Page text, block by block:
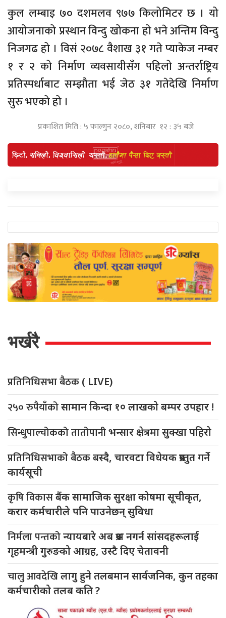
कुल लम्बाइ ७० दशमलव ९७७ किलोमिटर छ । यो
आयोजनाको प्रस्थान विन्दु खोकना हो भने अन्तिम विन्दु
निजगढ हो । विसं २०७८ वैशाख ३१ गते प्याकेज नम्बर
१ र २ को निर्माण व्यवसायीसँग पहिलो अन्तर्राष्ट्रिय
प्रतिस्पर्धाबाट सम्झौता भई जेठ ३१ गतेदेखि निर्माण
सुरु भएको हो ।
प्रकाशित मिति : ५ फाल्गुन २०८०, शनिबार १२ : ३५ बजे
भर्खरै
प्रतिनिधिसभा बैठक ( LIVE)
२५० रुपैयाँकोसामान किन्दा १० लाखको बम्पर उपहार !
सिन्धुपाल्चोकको तातोपानीभन्सार क्षेत्रमा सुक्खा पहिरो
प्रतिनिधिसभाको बैठकबस्दै, चारवटा विधेयक प्रस्तुत गर्ने
कार्यसूची
कृषि विकासबैंक सामाजिक सुरक्षा कोषमा सूचीकृत,
करार कर्मचारीले पनि पाउनेछन् सुविधा
निर्मला पन्तकोन्यायबारे अब प्रश्न नगर्न सांसदहरूलाई
गृहमन्त्री गुरुङको आग्रह, उस्टै दिए चेतावनी
चालु आवदेखिलागु हुने तलबमान सार्वजनिक, कुन तहका
कर्मचारीको तलब कति ?